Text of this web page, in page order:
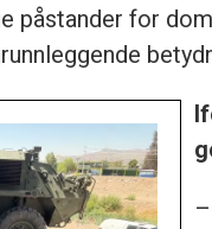
påstander for